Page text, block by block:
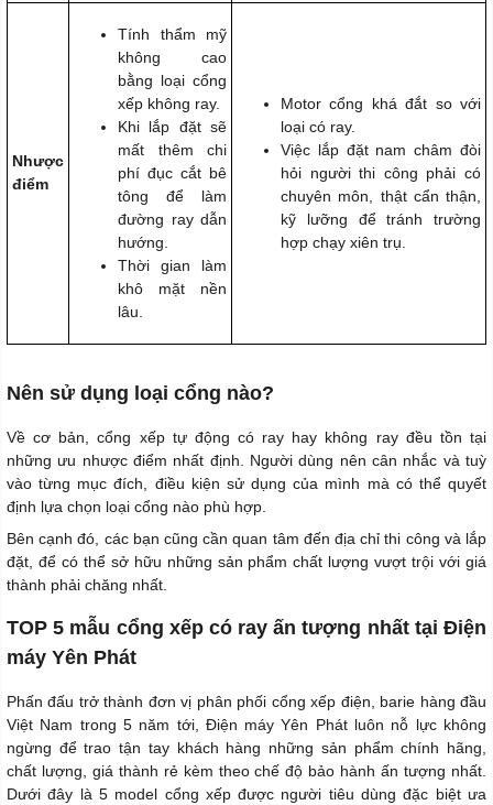
Nhược
điểm
Tính thẩm mỹ
không cao
bằng loại cổng
xếp không ray.
Khi lắp đặt sẽ
mất thêm chi
phí đục cắt bê
tông để làm
đường ray dẫn
hướng.
Thời gian làm
khô mặt nền
lâu.
Motor cổng khá đắt so với
loại có ray.
Việc lắp đặt nam châm đòi
hỏi người thi công phải có
chuyên môn, thật cẩn thận,
kỹ lưỡng để tránh trường
hợp chạy xiên trụ.
Nên sử dụng loại cổng nào?
Về cơ bản, cổng xếp tự động có ray hay không ray đều tồn tại
những ưu nhược điểm nhất định. Người dùng nên cân nhắc và tuỳ
vào từng mục đích, điều kiện sử dụng của mình mà có thể quyết
định lựa chọn loại cổng nào phù hợp.
Bên cạnh đó, các bạn cũng cần quan tâm đến địa chỉ thi công và lắp
đặt, để có thể sở hữu những sản phẩm chất lượng vượt trội với giá
thành phải chăng nhất.
TOP 5 mẫu cổng xếp có ray ấn tượng nhất tại Điện
máy Yên Phát
Phấn đấu trở thành đơn vị phân phối cổng xếp điện, barie hàng đầu
Việt Nam trong 5 năm tới, Điện máy Yên Phát luôn nỗ lực không
ngừng để trao tận tay khách hàng những sản phẩm chính hãng,
chất lượng, giá thành rẻ kèm theo chế độ bảo hành ấn tượng nhất.
Dưới đây là 5 model cổng xếp được người tiêu dùng đặc biệt ưa